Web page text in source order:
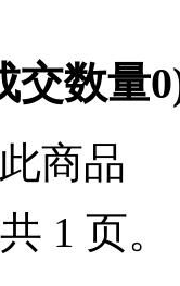
交数量0
商品
1 页。